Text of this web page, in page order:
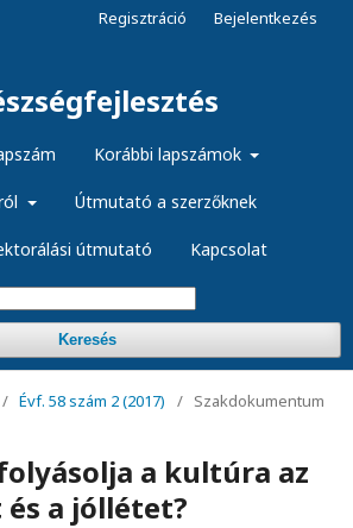
Korábbi lapszámok
Útmutató a szerzőknek
útmutató Kapcsolat
Keresés
Regisztráció Bejelentkezés
/ Évf. 58 szám 2 (2017) / Szakdokumentum
a kultúra az
és a jóllétet?